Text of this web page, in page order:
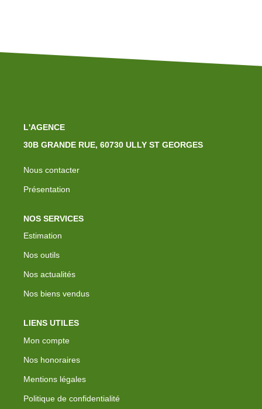
L'AGENCE
30B GRANDE RUE, 60730 ULLY ST GEORGES
Nous contacter
Présentation
NOS SERVICES
Estimation
Nos outils
Nos actualités
Nos biens vendus
LIENS UTILES
Mon compte
Nos honoraires
Mentions légales
Politique de confidentialité